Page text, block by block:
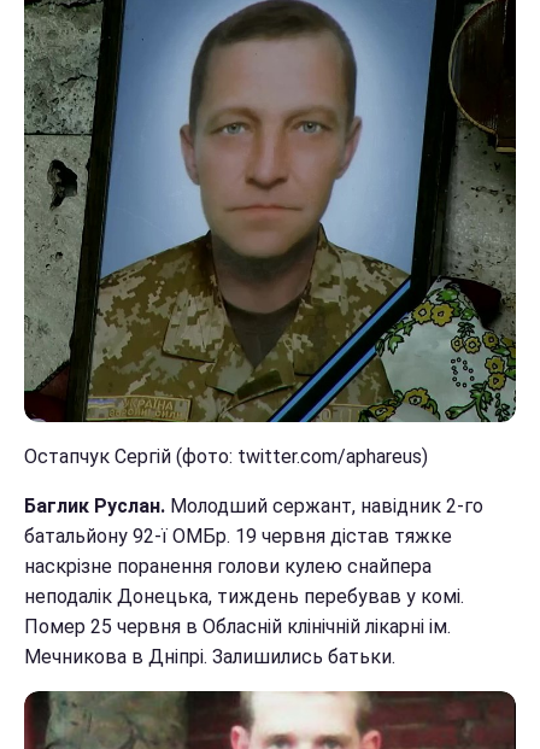
Остапчук Сергій (фото: twitter.com/aphareus)
Баглик Руслан. Молодший сержант, навідник 2-го
батальйону 92-ї ОМБр. 19 червня дістав тяжке
наскрізне поранення голови кулею снайпера
неподалік Донецька, тиждень перебував у комі.
Помер 25 червня в Обласній клінічній лікарні ім.
Мечникова в Дніпрі. Залишились батьки.